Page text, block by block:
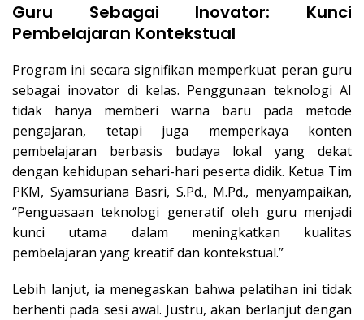
Guru Sebagai Inovator: Kunci
Pembelajaran Kontekstual
Program ini secara signifikan memperkuat peran guru
sebagai inovator di kelas. Penggunaan teknologi AI
tidak hanya memberi warna baru pada metode
pengajaran, tetapi juga memperkaya konten
pembelajaran berbasis budaya lokal yang dekat
dengan kehidupan sehari-hari peserta didik. Ketua Tim
PKM, Syamsuriana Basri, S.Pd., M.Pd., menyampaikan,
“Penguasaan teknologi generatif oleh guru menjadi
kunci utama dalam meningkatkan kualitas
pembelajaran yang kreatif dan kontekstual.”
Lebih lanjut, ia menegaskan bahwa pelatihan ini tidak
berhenti pada sesi awal. Justru, akan berlanjut dengan